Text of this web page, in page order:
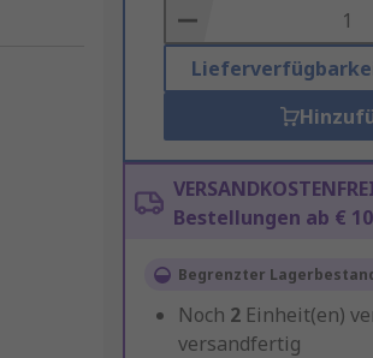
Basket
Bestellungen ab €
Begrenzter
Noch 2 Einheit(en)
versandfertig